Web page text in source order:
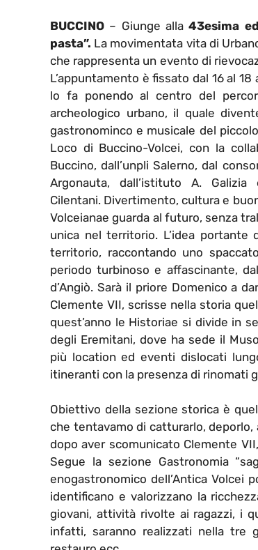
BUCCINO – Giunge alla43esima
pasta”. La movimentata vita di
che rappresenta un evento di
L’appuntamento è fissato dal 16 al 18
lo fa ponendo al centro del
archeologico urbano, il quale
gastronominco e musicale del
Loco di Buccino-Volcei, con la
Buccino, dall’unpli Salerno, dal
Argonauta, dall’istituto A.
Cilentani. Divertimento, cultura e
Volceianae guarda al futuro, senza
unica nel territorio. L’idea
territorio, raccontando uno
periodo turbinoso e affascinante,
d’Angiò. Sarà il priore Domenico a
Clemente VII, scrisse nella storia
quest’anno le Historiae si divide in
degli Eremitani, dove ha sede il
più location ed eventi dislocati
itineranti con la presenza di rinomati
Obiettivo della sezione storica è
che tentavamo di catturarlo, deporlo,
dopo aver scomunicato Clemente
Segue la sezione Gastronomia
enogastronomico dell’Antica Volcei
identificano e valorizzano la
giovani, attività rivolte ai ragazzi, i
infatti, saranno realizzati nella tre